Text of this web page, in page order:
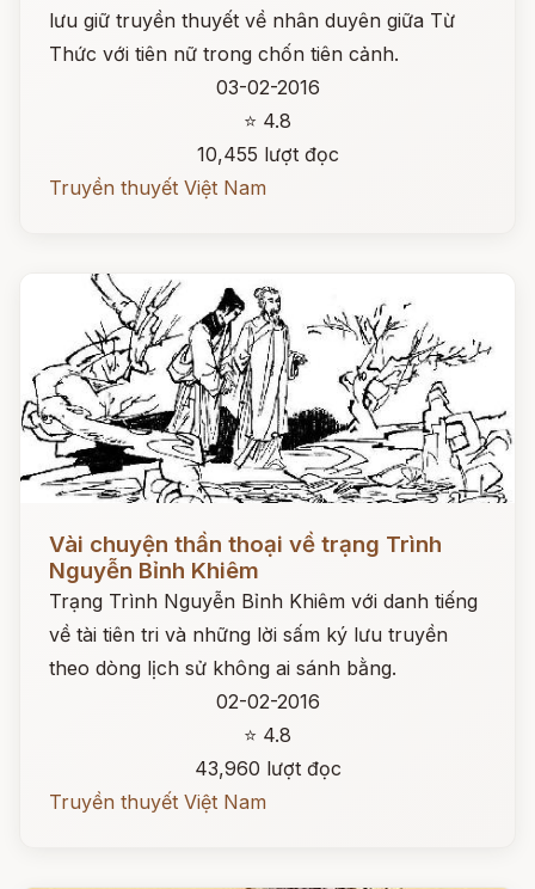
lưu giữ truyền thuyết về nhân duyên giữa Từ
Thức với tiên nữ trong chốn tiên cảnh.
03-02-2016
⭐ 4.8
10,455 lượt đọc
Truyền thuyết Việt Nam
Vài chuyện thần thoại về trạng Trình
Nguyễn Bỉnh Khiêm
Trạng Trình Nguyễn Bỉnh Khiêm với danh tiếng
về tài tiên tri và những lời sấm ký lưu truyền
theo dòng lịch sử không ai sánh bằng.
02-02-2016
⭐ 4.8
43,960 lượt đọc
Truyền thuyết Việt Nam